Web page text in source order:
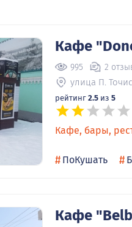
Кафе
995 2
улица П.
рейтинг2.5 из 5
Кафе, бары,
# ПоКушать #
Кафе